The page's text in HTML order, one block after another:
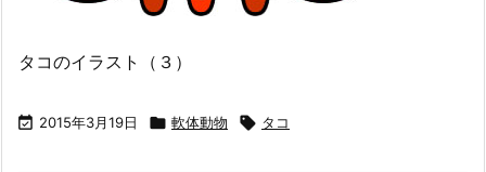
タコのイラスト（３）
 2015年3月19日  軟体動物  タコ